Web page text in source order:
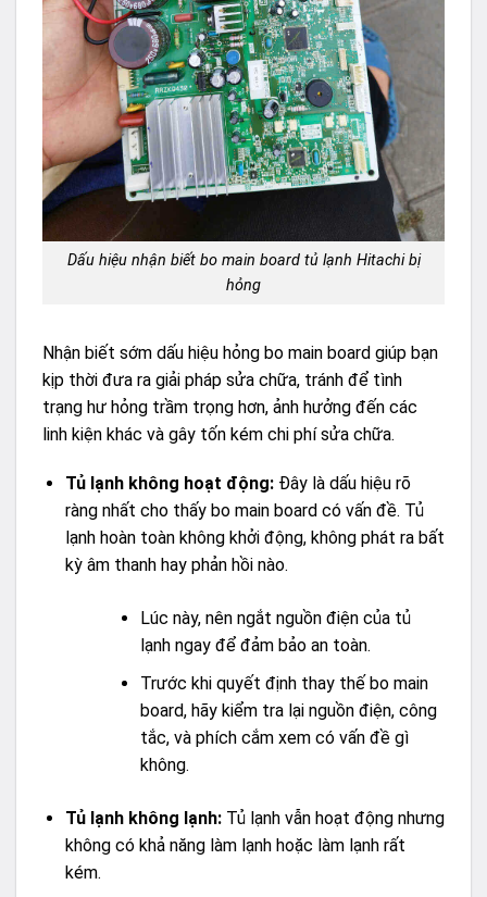
Dấu hiệu nhận biết bo main board tủ lạnh Hitachi bị
hỏng
Nhận biết sớm dấu hiệu hỏng bo main board giúp bạn
kịp thời đưa ra giải pháp sửa chữa, tránh để tình
trạng hư hỏng trầm trọng hơn, ảnh hưởng đến các
linh kiện khác và gây tốn kém chi phí sửa chữa.
Tủ lạnh không hoạt động:Đây là dấu hiệu rõ
ràng nhất cho thấy bo main board có vấn đề. Tủ
lạnh hoàn toàn không khởi động, không phát ra bất
kỳ âm thanh hay phản hồi nào.
Lúc này, nên ngắt nguồn điện của tủ
lạnh ngay để đảm bảo an toàn.
Trước khi quyết định thay thế bo main
board, hãy kiểm tra lại nguồn điện, công
tắc, và phích cắm xem có vấn đề gì
không.
Tủ lạnh không lạnh:Tủ lạnh vẫn hoạt động nhưng
không có khả năng làm lạnh hoặc làm lạnh rất
kém.